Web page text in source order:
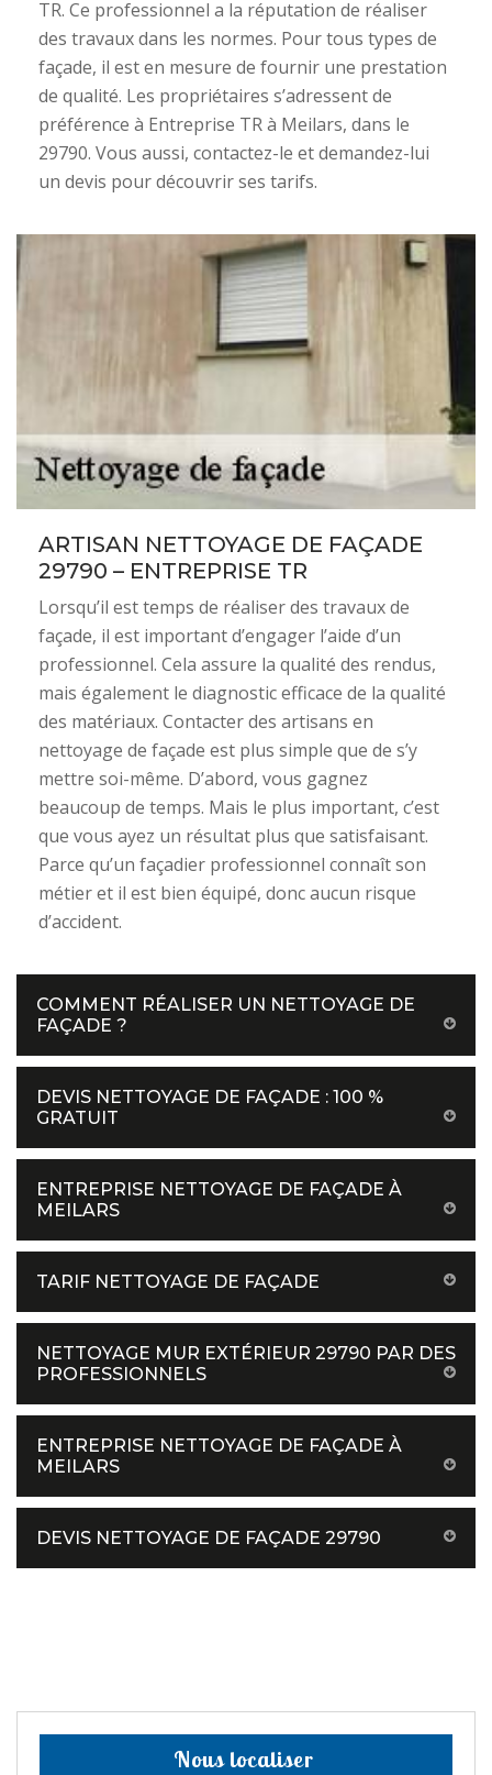
TR. Ce professionnel a la réputation de réaliser
des travaux dans les normes. Pour tous types de
façade, il est en mesure de fournir une prestation
de qualité. Les propriétaires s’adressent de
préférence à Entreprise TR à Meilars, dans le
29790. Vous aussi, contactez-le et demandez-lui
un devis pour découvrir ses tarifs.
ARTISAN NETTOYAGE DE FAÇADE
29790 – ENTREPRISE TR
Lorsqu’il est temps de réaliser des travaux de
façade, il est important d’engager l’aide d’un
professionnel. Cela assure la qualité des rendus,
mais également le diagnostic efficace de la qualité
des matériaux. Contacter des artisans en
nettoyage de façade est plus simple que de s’y
mettre soi-même. D’abord, vous gagnez
beaucoup de temps. Mais le plus important, c’est
que vous ayez un résultat plus que satisfaisant.
Parce qu’un façadier professionnel connaît son
métier et il est bien équipé, donc aucun risque
d’accident.
COMMENT RÉALISER UN NETTOYAGE DE
FAÇADE ?
DEVIS NETTOYAGE DE FAÇADE : 100 %
GRATUIT
ENTREPRISE NETTOYAGE DE FAÇADE À
MEILARS
TARIF NETTOYAGE DE FAÇADE
NETTOYAGE MUR EXTÉRIEUR 29790 PAR DES
PROFESSIONNELS
ENTREPRISE NETTOYAGE DE FAÇADE À
MEILARS
DEVIS NETTOYAGE DE FAÇADE 29790
Nous localiser